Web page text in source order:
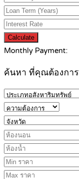
Calculate
Monthly Payment:
ค้นหา ที่คุณต้องการ